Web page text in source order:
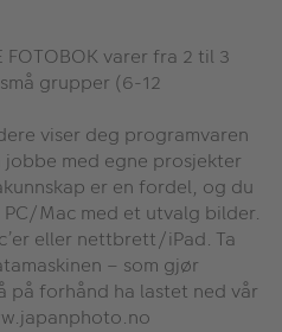
FOTOBOK varer fra 2 til 3
grupper (6-12
viser deg programvaren
med egne prosjekter
er en fordel, og du
Mac med et utvalg bilder.
eller nettbrett/iPad. Ta
– som gjør
på forhånd ha lastet ned vår